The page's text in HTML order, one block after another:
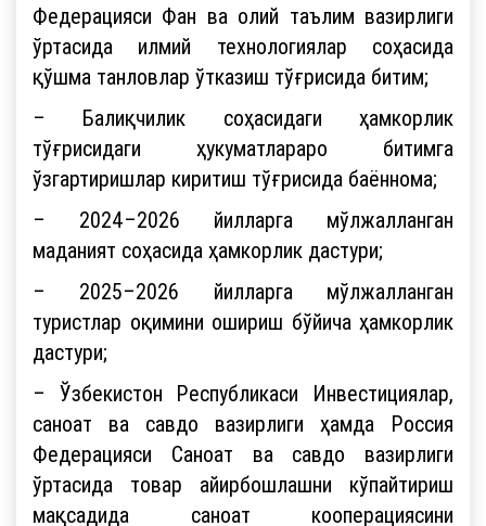
Федерацияси Фан ва олий таълим вазирлиги
ўртасида илмий технологиялар соҳасида
қўшма танловлар ўтказиш тўғрисида битим;
– Балиқчилик соҳасидаги ҳамкорлик
тўғрисидаги ҳукуматлараро битимга
ўзгартиришлар киритиш тўғрисида баённома;
– 2024–2026 йилларга мўлжалланган
маданият соҳасида ҳамкорлик дастури;
– 2025–2026 йилларга мўлжалланган
туристлар оқимини ошириш бўйича ҳамкорлик
дастури;
– Ўзбекистон Республикаси Инвестициялар,
саноат ва савдо вазирлиги ҳамда Россия
Федерацияси Саноат ва савдо вазирлиги
ўртасида товар айирбошлашни кўпайтириш
мақсадида саноат кооперациясини